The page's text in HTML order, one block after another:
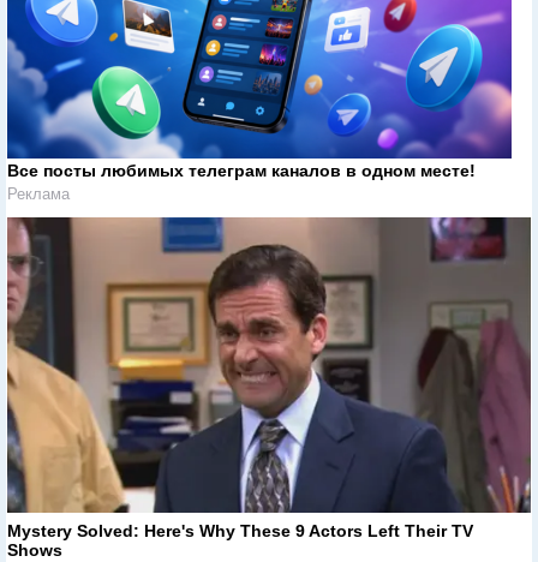
Все посты любимых телеграм каналов в одном месте!
Реклама
Mystery Solved: Here's Why These 9 Actors Left Their TV
Shows